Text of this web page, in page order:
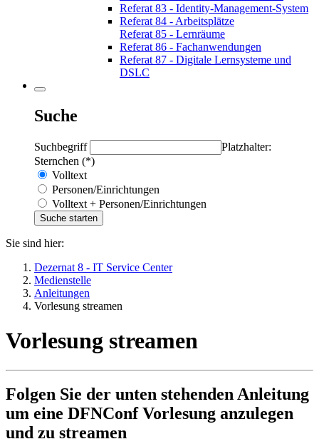
Referat 83 - Identity-Management-System
Referat 84 - Arbeitsplätze
Referat 85 - Lernräume
Referat 86 - Fachanwendungen
Referat 87 - Digitale Lernsysteme und
DSLC
Suche
Suchbegriff
Platzhalter:
Sternchen (*)
Volltext
Personen/Einrichtungen
Volltext + Personen/Einrichtungen
Sie sind hier:
Dezernat 8 - IT Service Center
Medienstelle
Anleitungen
Vorlesung streamen
Vorlesung streamen
Folgen Sie der unten stehenden Anleitung
um eine DFNConf Vorlesung anzulegen
und zu streamen